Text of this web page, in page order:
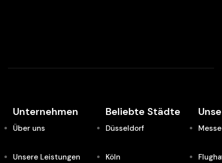
Unternehmen
Über uns
Unsere Leistungen
Beliebte Städte
Düsseldorf
Köln